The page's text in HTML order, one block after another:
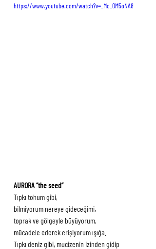
https://www.youtube.com/watch?v=_Mc_OM5oNA8
AURORA “the seed”
Tıpkı tohum gibi,
bilmiyorum nereye gideceğimi,
toprak ve gölgeyle büyüyorum,
mücadele ederek erişiyorum ışığa.
Tıpkı deniz gibi, mucizenin izinden gidip